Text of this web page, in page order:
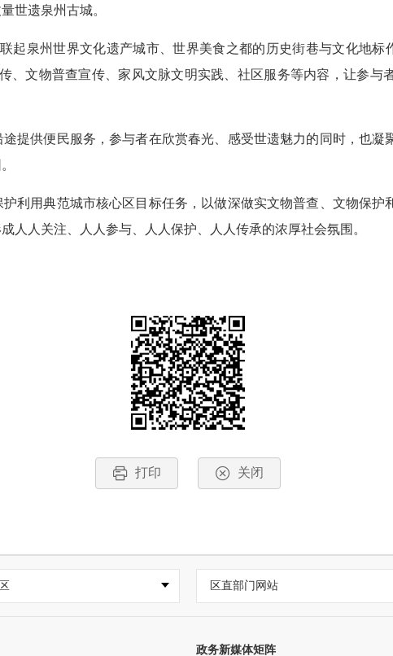
世遗泉州古城。
泉州世界文化遗产城市、世界美食之都的历史街巷与文化地标
、文物普查宣传、家风文脉文明实践、社区服务等内容，让参与
供便民服务，参与者在欣赏春光、感受世遗魅力的同时，也凝
用典范城市核心区目标任务，以做深做实文物普查、文物保护
人人关注、人人参与、人人保护、人人传承的浓厚社会氛围。
打印 关闭
区直部门网站
政务新媒体矩阵